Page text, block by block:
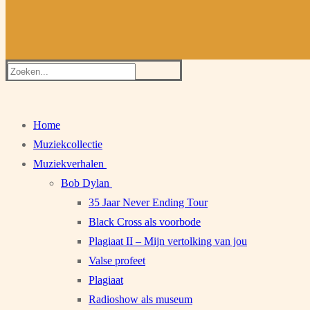
Zoeken
Home
Muziekcollectie
Muziekverhalen
Bob Dylan
35 Jaar Never Ending Tour
Black Cross als voorbode
Plagiaat II – Mijn vertolking van jou
Valse profeet
Plagiaat
Radioshow als museum